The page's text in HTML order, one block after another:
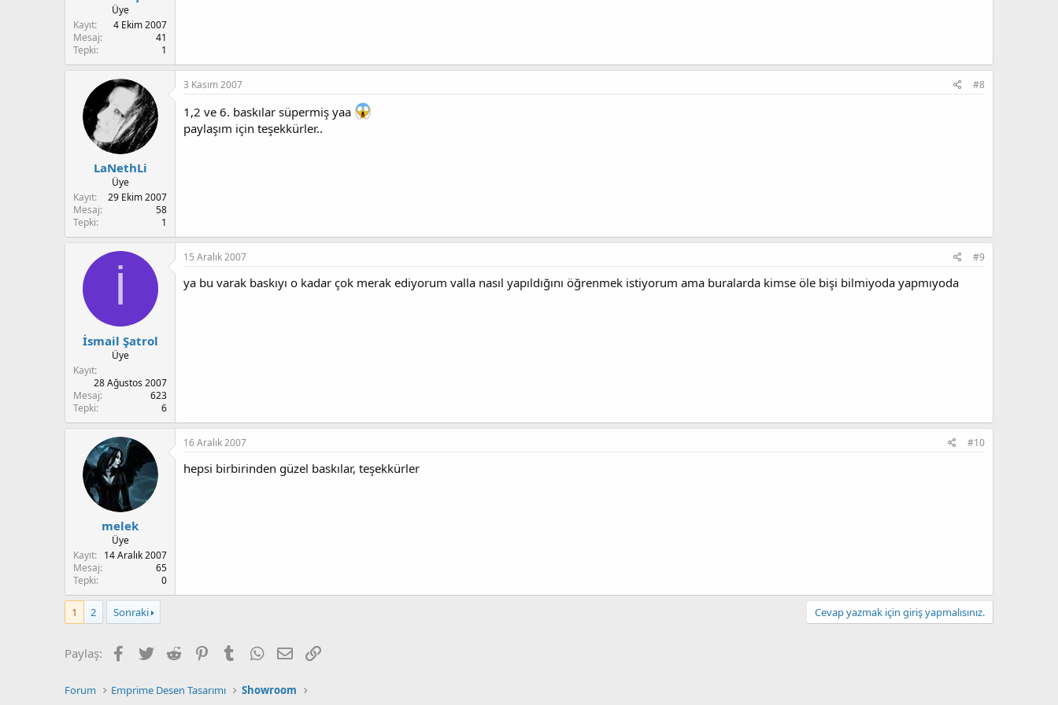
Üye
Kayıt
4 Ekim 2007
Mesaj
41
Tepki
1
LaNethLi
Üye
Kayıt
29 Ekim 2007
Mesaj
58
Tepki
1
3 Kasım 2007 #8
1,2 ve 6. baskılar süpermiş yaa
paylaşım için teşekkürler..
İ
İsmail Şatrol
Üye
Kayıt
28 Ağustos 2007
Mesaj
623
Tepki
6
15 Aralık 2007 #9
ya bu varak baskıyı o kadar çok merak ediyorum valla nasıl yapıldığını öğrenmek istiyorum ama buralarda kimse öle bişi bilmiyoda yapmıyoda
melek
Üye
Kayıt
14 Aralık 2007
Mesaj
65
Tepki
0
16 Aralık 2007 #10
hepsi birbirinden güzel baskılar, teşekkürler
1 2 Sonraki Cevap yazmak için giriş yapmalısınız.
Paylaş: Facebook
TwitterReddit PinterestTumblrWhatsApp
E-postaLink
Forum Emprime Desen Tasarımı Showroom